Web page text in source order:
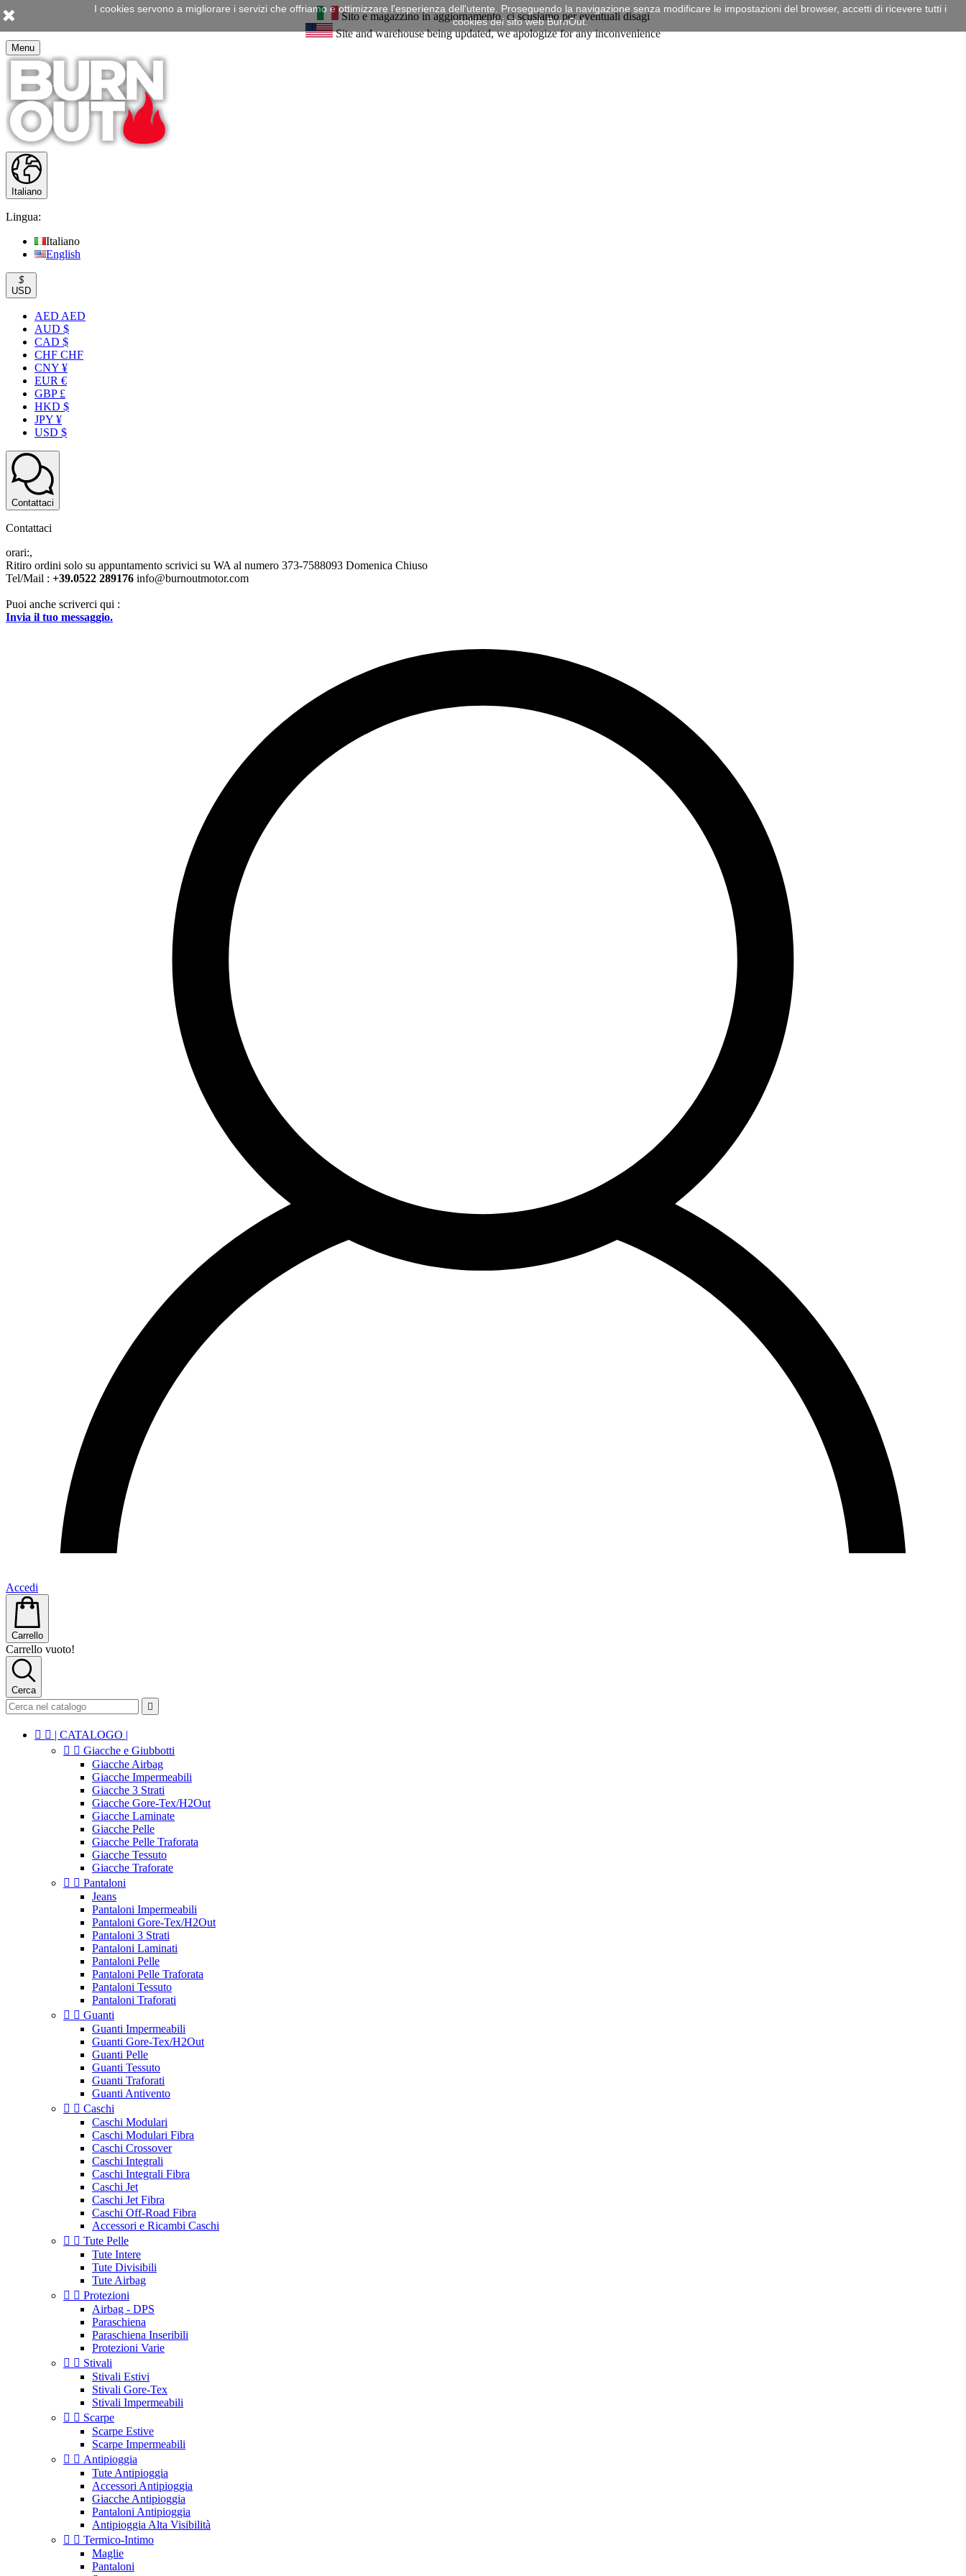
Sito e magazzino in aggiornamento, ci scusiamo per eventuali disagi
Site and warehouse being updated, we apologize for any inconvenience
Menu
Italiano
Lingua:
Italiano
English
$
USD
AED AED
AUD $
CAD $
CHF CHF
CNY ¥
EUR €
GBP £
HKD $
JPY ¥
USD $
Contattaci
Contattaci
orari:,
Ritiro ordini solo su appuntamento scrivici su WA al numero 373-7588093 Domenica Chiuso
Tel/Mail : +39.0522 289176 info@burnoutmotor.com
Puoi anche scriverci qui :
Invia il tuo messaggio.
Accedi
Carrello
Carrello vuoto!
Cerca

  | CATALOGO |
  Giacche e Giubbotti
Giacche Airbag
Giacche Impermeabili
Giacche 3 Strati
Giacche Gore-Tex/H2Out
Giacche Laminate
Giacche Pelle
Giacche Pelle Traforata
Giacche Tessuto
Giacche Traforate
  Pantaloni
Jeans
Pantaloni Impermeabili
Pantaloni Gore-Tex/H2Out
Pantaloni 3 Strati
Pantaloni Laminati
Pantaloni Pelle
Pantaloni Pelle Traforata
Pantaloni Tessuto
Pantaloni Traforati
  Guanti
Guanti Impermeabili
Guanti Gore-Tex/H2Out
Guanti Pelle
Guanti Tessuto
Guanti Traforati
Guanti Antivento
  Caschi
Caschi Modulari
Caschi Modulari Fibra
Caschi Crossover
Caschi Integrali
Caschi Integrali Fibra
Caschi Jet
Caschi Jet Fibra
Caschi Off-Road Fibra
Accessori e Ricambi Caschi
  Tute Pelle
Tute Intere
Tute Divisibili
Tute Airbag
  Protezioni
Airbag - DPS
Paraschiena
Paraschiena Inseribili
Protezioni Varie
  Stivali
Stivali Estivi
Stivali Gore-Tex
Stivali Impermeabili
  Scarpe
Scarpe Estive
Scarpe Impermeabili
  Antipioggia
Tute Antipioggia
Accessori Antipioggia
Giacche Antipioggia
Pantaloni Antipioggia
Antipioggia Alta Visibilità
  Termico-Intimo
Maglie
Pantaloni
I cookies servono a migliorare i servizi che offriamo e ottimizzare l'esperienza dell'utente. Proseguendo la navigazione senza modificare le impostazioni del browser, accetti di ricevere tutti i
cookies del sito web BurnOut.